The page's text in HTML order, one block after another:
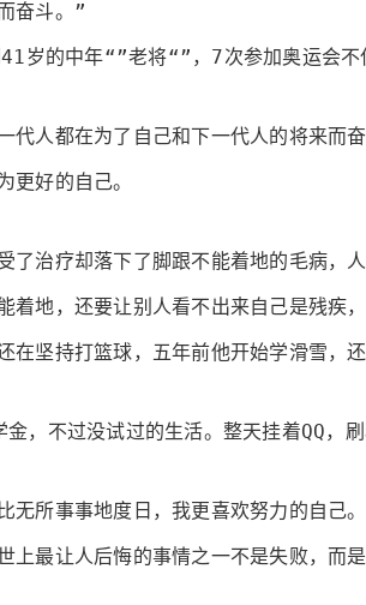
奋斗。”
岁的中年“”老将“”，7次参加奥运会
人都在为了自己和下一代人的将来而
更好的自己。
治疗却落下了脚跟不能着地的毛病，
地，还要让别人看不出来自己是残疾，
在坚持打篮球，五年前他开始学滑雪，
，不过没试过的生活。整天挂着QQ，
所事事地度日，我更喜欢努力的自己。
上最让人后悔的事情之一不是失败，而